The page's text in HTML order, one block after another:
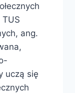
ang.
uczą się